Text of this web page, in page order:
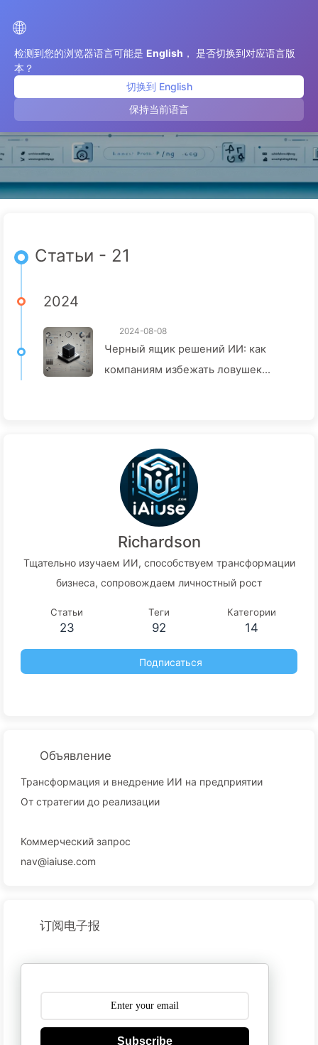
🌐
检测到您的浏览器语言可能是 English ， 是否切换到对应语言版
本？
切换到 English
保持当前语言
август 2024
Статьи - 21
2024
2024-08-08
Черный ящик решений ИИ: как
компаниям избежать ловушек
Richardson
Тщательно изучаем ИИ, способствуем трансформации
бизнеса, сопровождаем личностный рост
Статьи
23
Теги
92
Категории
14
Подписаться
Объявление
Трансформация и внедрение ИИ на предприятии
От стратегии до реализации
Коммерческий запрос
nav@iaiuse.com
订阅电子报
Subscribe